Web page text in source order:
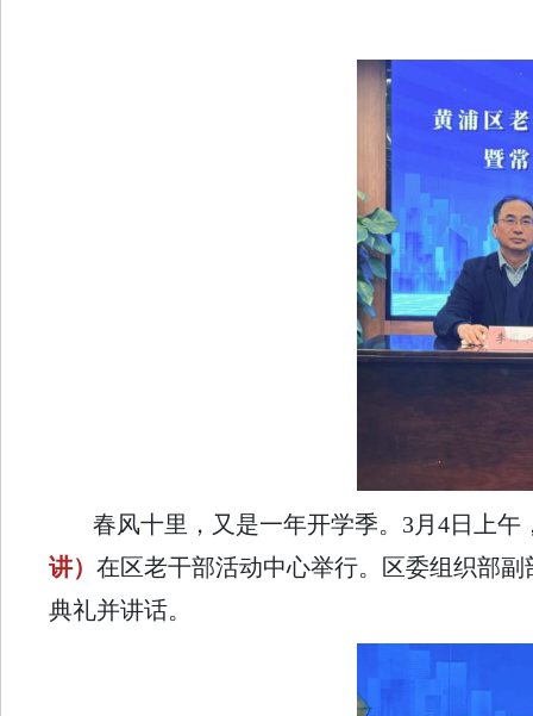
春风十里，又是一年开学季。3月4日上午
讲） 在区老干部活动中心举行。区委组织部
典礼并讲话。